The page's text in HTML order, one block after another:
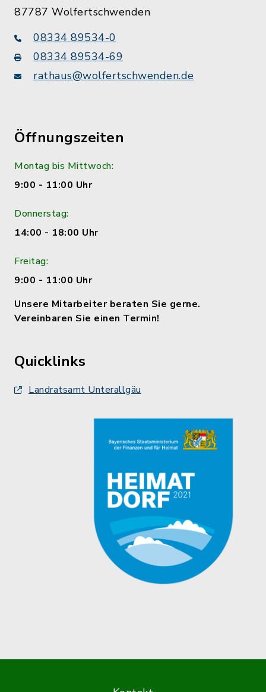
87787 Wolfertschwenden
08334 89534-0
08334 89534-69
rathaus@wolfertschwenden.de
Öffnungszeiten
Montag bis Mittwoch:
9:00 - 11:00 Uhr
Donnerstag:
14:00 - 18:00 Uhr
Freitag:
9:00 - 11:00 Uhr
Unsere Mitarbeiter beraten Sie gerne.
Vereinbaren Sie einen Termin!
Quicklinks
Landratsamt Unterallgäu